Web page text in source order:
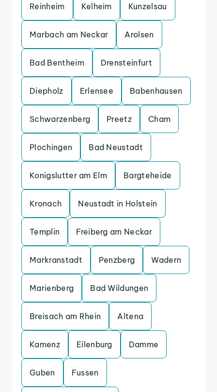
Reinheim Kelheim Kunzelsau
Marbach am Neckar Arolsen
Bad Bentheim Drensteinfurt
Diepholz Erlensee Babenhausen
Schwarzenberg Preetz Cham
Plochingen Bad Neustadt
Konigslutter am Elm Bargteheide
Kronach Neustadt in Holstein
Templin Freiberg am Neckar
Markranstadt Penzberg Wadern
Marienberg Bad Wildungen
Breisach am Rhein Altena
Kamenz Eilenburg Damme
Guben Fussen